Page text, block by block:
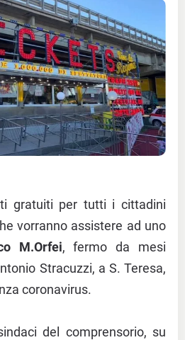
gratuiti per tutti i cittadini
vorranno assistere ad uno
M.Orfei, fermo da mesi
Stracuzzi, a S. Teresa,
coronavirus.
del comprensorio, su